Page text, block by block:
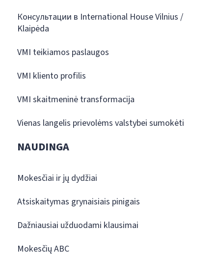
Консультации в International House Vilnius /
Klaipėda
VMI teikiamos paslaugos
VMI kliento profilis
VMI skaitmeninė transformacija
Vienas langelis prievolėms valstybei sumokėti
NAUDINGA
Mokesčiai ir jų dydžiai
Atsiskaitymas grynaisiais pinigais
Dažniausiai užduodami klausimai
Mokesčių ABC